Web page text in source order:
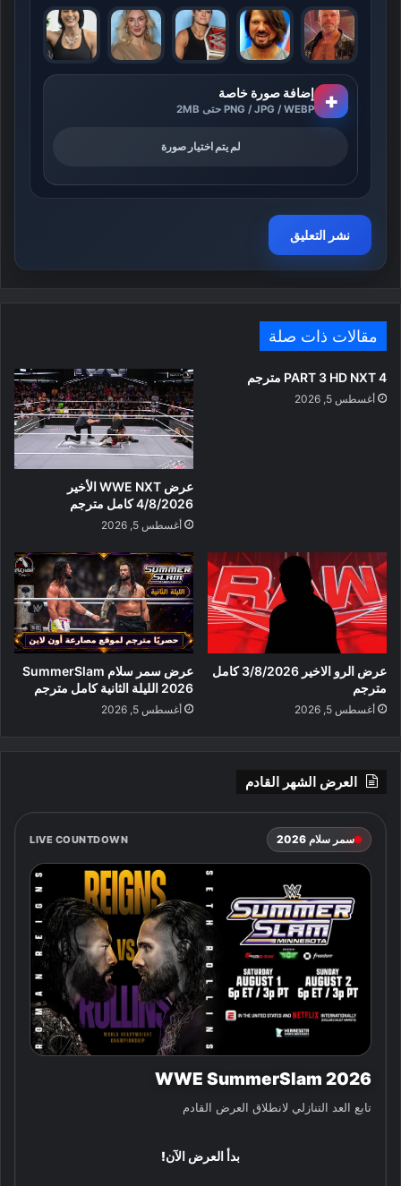
+ إضافة صورة خاصة
PNG / JPG / WEBP حتى 2MB
لم يتم اختيار صورة
مقالات ذات صلة
PART 3 HD NXT 4 مترجم
أغسطس 5, 2026
عرض WWE NXT الأخير
4/8/2026 كامل مترجم
أغسطس 5, 2026
عرض الرو الاخير 3/8/2026 كامل
مترجم
أغسطس 5, 2026
عرض سمر سلام SummerSlam
2026 الليلة الثانية كامل مترجم
أغسطس 5, 2026
العرض الشهر القادم
سمر سلام 2026 LIVE COUNTDOWN
WWE SummerSlam 2026
تابع العد التنازلي لانطلاق العرض القادم
بدأ العرض الآن!